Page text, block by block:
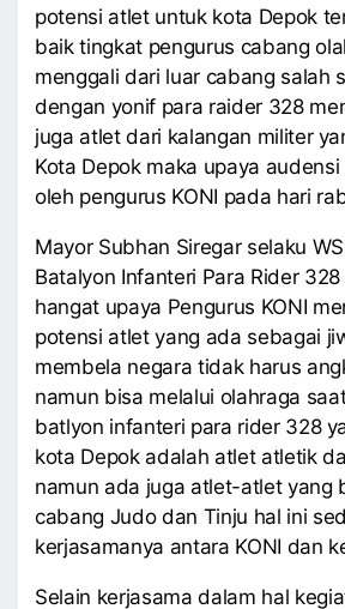
potensi atlet untuk kota Depok
baik tingkat pengurus cabang
menggali dari luar cabang salah
dengan yonif para raider 328
juga atlet dari kalangan militer
Kota Depok maka upaya
oleh pengurus KONI pada hari
Mayor Subhan Siregar selaku
Batalyon Infanteri Para Rider
hangat upaya Pengurus KONI
potensi atlet yang ada sebagai
membela negara tidak harus
namun bisa melalui olahraga
batlyon infanteri para rider 328
kota Depok adalah atlet atletik
namun ada juga atlet-atlet yang
cabang Judo dan Tinju hal ini
kerjasamanya antara KONI dan
Selain kerjasama dalam hal